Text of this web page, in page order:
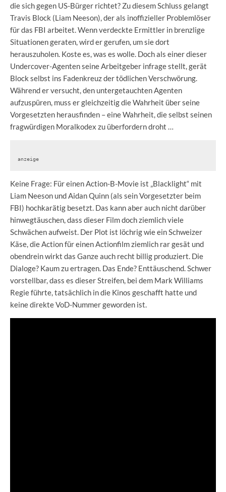
die sich gegen US-Bürger richtet? Zu diesem Schluss gelangt
Travis Block (Liam Neeson), der als inoffizieller Problemlöser
für das FBI arbeitet. Wenn verdeckte Ermittler in brenzlige
Situationen geraten, wird er gerufen, um sie dort
herauszuholen. Koste es, was es wolle. Doch als einer dieser
Undercover-Agenten seine Arbeitgeber infrage stellt, gerät
Block selbst ins Fadenkreuz der tödlichen Verschwörung.
Während er versucht, den untergetauchten Agenten
aufzuspüren, muss er gleichzeitig die Wahrheit über seine
Vorgesetzten herausfinden – eine Wahrheit, die selbst seinen
fragwürdigen Moralkodex zu überfordern droht …
anzeige
Keine Frage: Für einen Action-B-Movie ist „Blacklight“ mit
Liam Neeson und Aidan Quinn (als sein Vorgesetzter beim
FBI) hochkarätig besetzt. Das kann aber auch nicht darüber
hinwegtäuschen, dass dieser Film doch ziemlich viele
Schwächen aufweist. Der Plot ist löchrig wie ein Schweizer
Käse, die Action für einen Actionfilm ziemlich rar gesät und
obendrein wirkt das Ganze auch recht billig produziert. Die
Dialoge? Kaum zu ertragen. Das Ende? Enttäuschend. Schwer
vorstellbar, dass es dieser Streifen, bei dem Mark Williams
Regie führte, tatsächlich in die Kinos geschafft hatte und
keine direkte VoD-Nummer geworden ist.